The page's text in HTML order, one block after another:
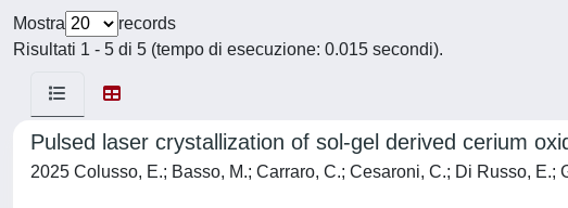
Mostra
records
Risultati 1 - 5 di 5 (tempo di esecuzione: 0.015 secondi).
Pulsed laser crystallization of sol-gel derived cerium
2025 Colusso, E.; Basso, M.; Carraro, C.; Cesaroni, C.; Di Russo, E.;